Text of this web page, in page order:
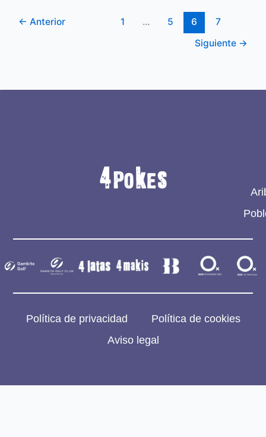
← Anterior 1 … 5 6
7
Siguiente →
Política de privacidad
Política de cookies
Aviso legal